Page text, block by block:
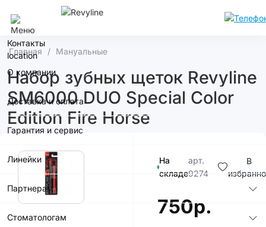
Калининград
Контакты
О компании
Доставка и оплата
Гарантия и сервис
Линейки
Партнерам
Стоматологам
Главная Мануальные
Набор зубных щеток Revyline
SM6000 DUO Special Color
Edition Fire Horse
На
складе
арт.
9274
В
750р.